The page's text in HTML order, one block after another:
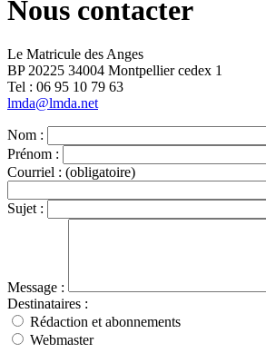
Nous contacter
Le Matricule des Anges
BP 20225 34004 Montpellier cedex 1
Tel : ‭06 95 10 79 63
lmda@lmda.net
Nom :
Prénom :
Courriel : (obligatoire)
Sujet :
Message :
Destinataires :
Rédaction et abonnements
Webmaster